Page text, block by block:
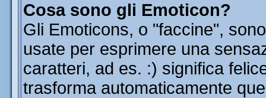
Cosa sono gli Emoticon?
Gli Emoticons, o "faccine",
usate per esprimere una
caratteri, ad es. :) significa
trasforma automaticamente